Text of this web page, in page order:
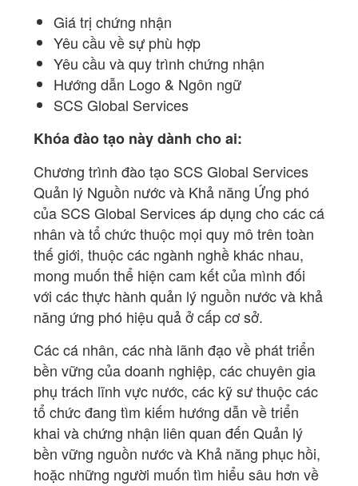
Giá trị chứng nhận
Yêu cầu về sự phù hợp
Yêu cầu và quy trình chứng nhận
Hướng dẫn Logo & Ngôn ngữ
SCS Global Services
Khóa đào tạo này dành cho ai:
Chương trình đào tạo SCS Global Services
Quản lý Nguồn nước và Khả năng Ứng phó
của SCS Global Services áp dụng cho các cá
nhân và tổ chức thuộc mọi quy mô trên toàn
thế giới, thuộc các ngành nghề khác nhau,
mong muốn thể hiện cam kết của mình đối
với các thực hành quản lý nguồn nước và khả
năng ứng phó hiệu quả ở cấp cơ sở.
Các cá nhân, các nhà lãnh đạo về phát triển
bền vững của doanh nghiệp, các chuyên gia
phụ trách lĩnh vực nước, các kỹ sư thuộc các
tổ chức đang tìm kiếm hướng dẫn về triển
khai và chứng nhận liên quan đến Quản lý
bền vững nguồn nước và Khả năng phục hồi,
hoặc những người muốn tìm hiểu sâu hơn về